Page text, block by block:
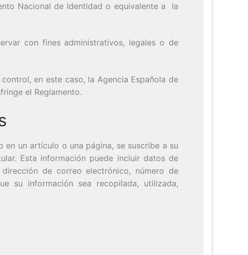
Nacional de Identidad o equivalente a la
con fines administrativos, legales o de
en este caso, la Agencia Española de
el Reglamento.
un artículo o una página, se suscribe a su
Esta información puede incluir datos de
de correo electrónico, número de
su información sea recopilada, utilizada,